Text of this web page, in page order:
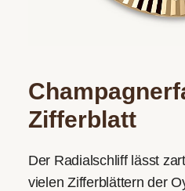
Zifferblatt
Der Radialschliff lässt
vielen Zifferblättern der